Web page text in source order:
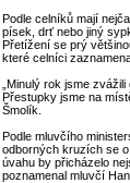
Podle celníků mají
písek, drť nebo jiný
Přetížení se prý
které celníci
„Minulý rok jsme
Přestupky jsme na
Šmolík.
Podle mluvčího
odborných kruzích se
úvahu by přicházelo
poznamenal mluvčí